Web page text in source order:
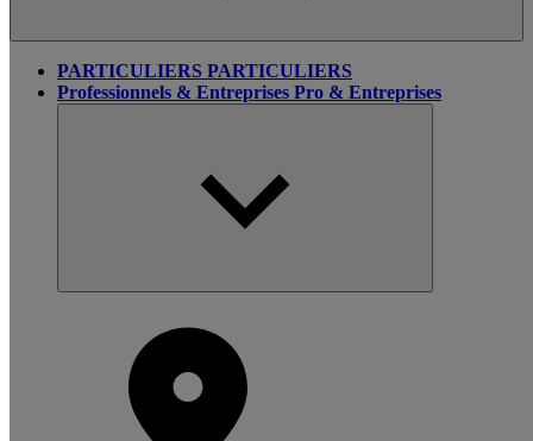
PARTICULIERS PARTICULIERS
Professionnels & Entreprises Pro & Entreprises